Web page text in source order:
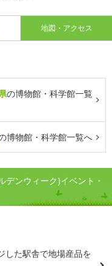
地図・アクセス
の博物館・科学館一覧
博物館・科学館一覧へ
デンウィーク)イベント・
した駅舎で地場産品を